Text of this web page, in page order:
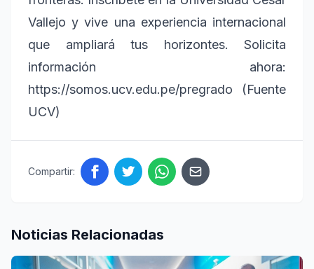
Vallejo y vive una experiencia internacional
que ampliará tus horizontes. Solicita
información ahora:
https://somos.ucv.edu.pe/pregrado (Fuente
UCV)
Compartir:
Noticias Relacionadas